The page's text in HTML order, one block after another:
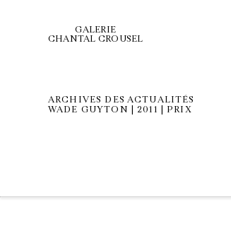
GALERIE
CHANTAL CROUSEL
ARCHIVES DES ACTUALITÉS
WADE GUYTON | 2011 | PRIX